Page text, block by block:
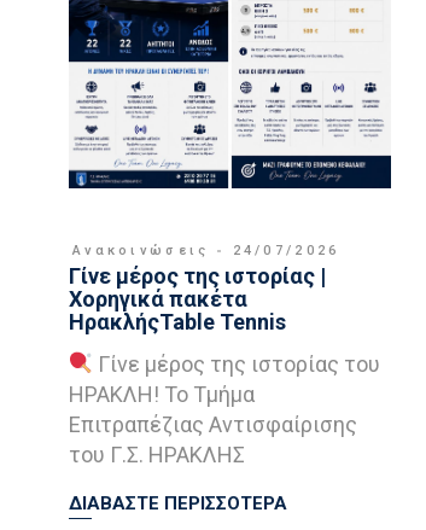
Ανακοινώσεις 24/07/2026
Γίνε μέρος της ιστορίας |
Χορηγικά πακέτα
ΗρακλήςTable Tennis
Γίνε μέρος της ιστορίας του
ΗΡΑΚΛΗ! Το Τμήμα
Επιτραπέζιας Αντισφαίρισης
του Γ.Σ. ΗΡΑΚΛΗΣ
ΔΙΑΒΑΣΤΕ ΠΕΡΙΣΣΟΤΕΡΑ